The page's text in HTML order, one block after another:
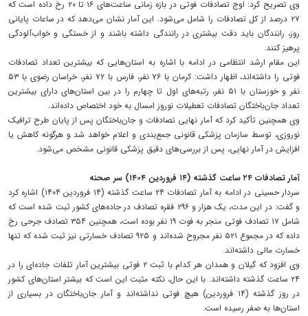
وی تصریح کرد: اوج تصادفات فوتی در بازه زمانی ساعت‌های ۱۶ تا ۲۰ رخ داده است که
۲۷ درصد از کل تصادفات را شامل می‌شود. این آمار نشان می‌دهد که در ساعات پایانی
روز، رانندگان باید دقت بیشتری در رانندگی داشته باشند و از خستگی و خواب‌آلودگی
پرهیز کنند.
این مقام ارشد انتظامی در ادامه با اشاره به استان‌هایی که بیشترین تعداد تصادفات
فوتی را داشته‌اند، اظهار داشت: کرمان با ۷۶ نفر، فارس با ۷۲ نفر، خراسان رضوی با ۵۳
نفر و خوزستان با ۵۱ نفر، رتبه‌های اول تا چهارم را در بین استان‌های دارای بیشترین
تعداد جان‌باختگان تصادفات تعطیلات نوروز امسال به خود اختصاص داده‌اند.
وی همچنین تأکید کرد که آمار نهایی تصادفات و جان‌باختگان پس از پایان طرح ترافیک
نوروزی، توسط سازمان پزشکی قانونی جمع‌بندی و اعلام خواهد شد و هرگونه کاهش یا
افزایش در آمار نهایی، پس از بررسی‌های دقیق پزشکی قانونی مشخص می‌شود.
آمار تصادفات ۲۴ ساعت گذشته (۱۴ فروردین ۱۴۰۴) سر صحنه
سردار حسینی در ادامه به آمار تصادفات ۲۴ ساعت گذشته (۱۴ فروردین ۱۴۰۴) اشاره کرد
و گفت: در این مدت، یک هزار و ۲۹۶ فقره تصادف در جاده‌های کشور ثبت شده است که
شامل ۱۷ تصادف فوتی منجر به فوت ۱۹ نفر بوده است، همچنین ۳۵۴ تصادف جرحی رخ
داده که در مجموع ۵۲۱ نفر مجروح شده‌اند و ۹۲۵ تصادف خسارتی نیز ثبت شده که تنها
خسارت مالی داشته‌اند.
وی افزود که گیلان و همدان هر کدام با ثبت ۲ فوتی بیشترین آمار تلفات جاده‌ای را در
۲۴ ساعت گذشته داشته‌اند. با این حال، نکته مثبت این است که بیشتر استان‌های کشور
در روز گذشته (۱۴ فروردین) هیچ فوتی نداشته‌اند و آمار جان‌باختگان در بسیاری از
استان‌ها به صفر رسیده است.